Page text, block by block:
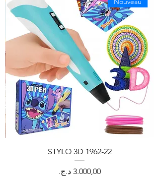
STYLO 3D 1962-22
السعر‏3.000,00 د.ج.‏